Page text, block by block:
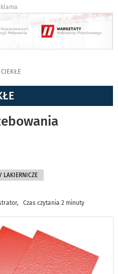
LAKIERNICZE
Czas czytania 2 minuty